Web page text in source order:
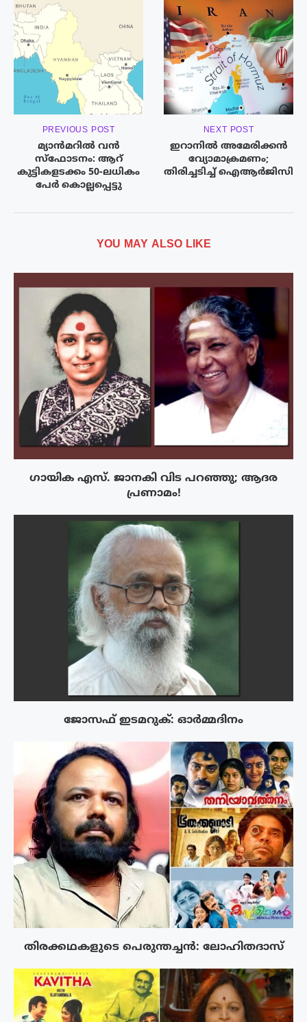
PREVIOUS POST
മ്യാൻമറിൽ വൻ
സ്ഫോടനം: ആറ്
കുട്ടികളടക്കം 50-ലധികം
പേർ കൊല്ലപ്പെട്ടു
NEXT POST
ഇറാനിൽ അമേരിക്കൻ
വ്യോമാക്രമണം;
തിരിച്ചടിച്ച്‌ ഐആർജിസി
YOU MAY ALSO LIKE
ഗായിക എസ്. ജാനകി വിട പറഞ്ഞു; ആദര
പ്രണാമം!
ജോസഫ് ഇടമറുക്: ഓർമ്മദിനം
തിരക്കഥകളുടെ പെരുന്തച്ചൻ: ലോഹിതദാസ്